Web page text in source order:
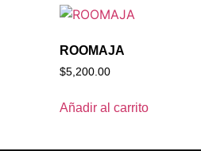
ROOMAJA
$5,200.00
Añadir al carrito